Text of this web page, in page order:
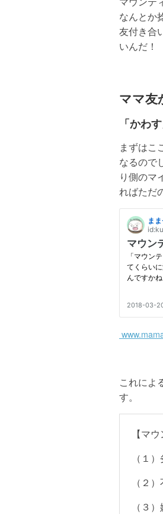
なんとか
友付き合
いんだ！
ママ友
「かわ
まずはこ
なるので
り側のマ
ればただ
これによ
す。
【マ
（１
（２
（３